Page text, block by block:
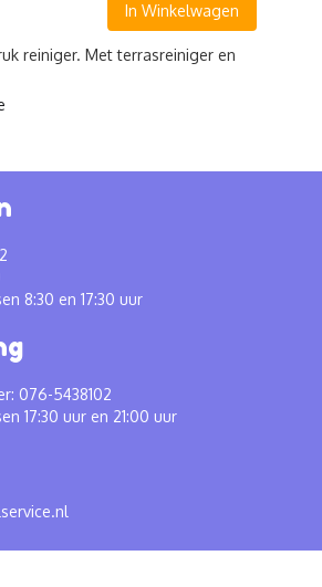
In Winkelwagen
reiniger. Met terrasreiniger en
8:30 en 17:30 uur
076-5438102
17:30 uur en 21:00 uur